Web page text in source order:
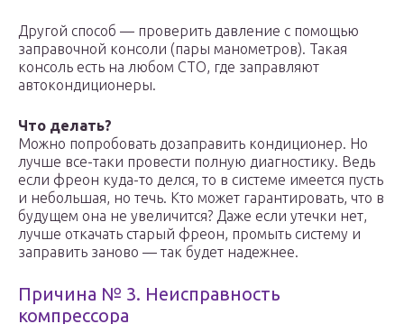
Другой способ — проверить давление с помощью
заправочной консоли (пары манометров). Такая
консоль есть на любом СТО, где заправляют
автокондиционеры.
Что делать?
Можно попробовать дозаправить кондиционер. Но
лучше все-таки провести полную диагностику. Ведь
если фреон куда-то делся, то в системе имеется пусть
и небольшая, но течь. Кто может гарантировать, что в
будущем она не увеличится? Даже если утечки нет,
лучше откачать старый фреон, промыть систему и
заправить заново — так будет надежнее.
Причина № 3. Неисправность
компрессора